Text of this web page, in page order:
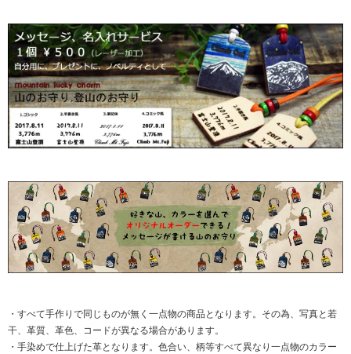
・すべて手作りで同じものが無く一点物の商品となります。その為、写真と若
干、革質、革色、コードが異なる場合があります。
・手染めで仕上げた革となります。色合い、柄等すべて異なり一点物のカラー